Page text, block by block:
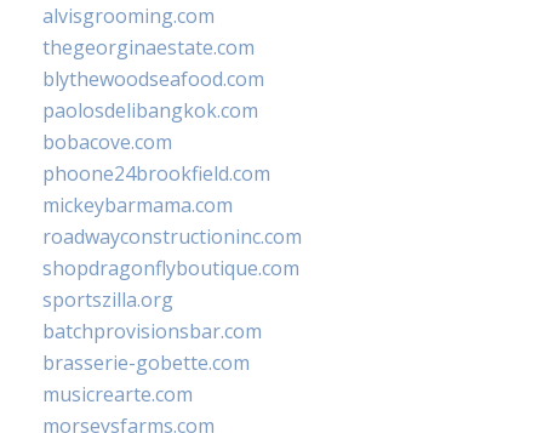
alvisgrooming.com
thegeorginaestate.com
blythewoodseafood.com
paolosdelibangkok.com
bobacove.com
phoone24brookfield.com
mickeybarmama.com
roadwayconstructioninc.com
shopdragonflyboutique.com
sportszilla.org
batchprovisionsbar.com
brasserie-gobette.com
musicrearte.com
morseysfarms.com